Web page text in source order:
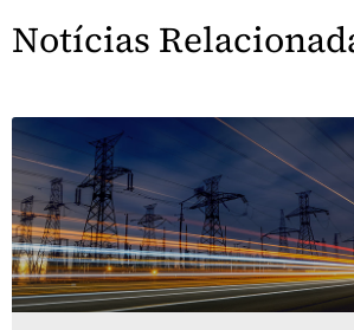
Notícias